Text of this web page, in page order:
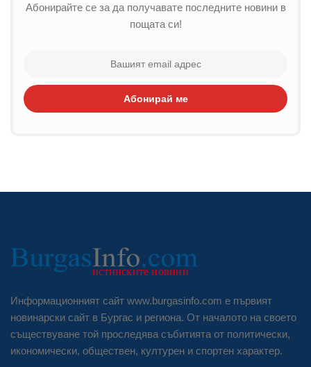
Абонирайте се за да получавате последните новини в
пощата си!
Абонирай ме
Информационният сайт www.burgasinfo.com е първият
новинарски сайт в Бургас и региона. От началото на своето
съществуване той проследява събитията от политически,
икономически, обществен, културен и спортен характер.